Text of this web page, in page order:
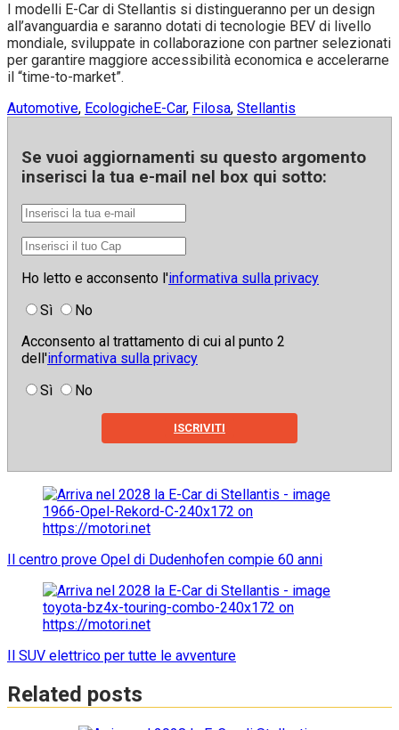
I modelli E-Car di Stellantis si distingueranno per un design
all’avanguardia e saranno dotati di tecnologie BEV di livello
mondiale, sviluppate in collaborazione con partner selezionati
per garantire maggiore accessibilità economica e accelerarne
il “time-to-market”.
Automotive, EcologicheE-Car, Filosa, Stellantis
Se vuoi aggiornamenti su questo argomento
inserisci la tua e-mail nel box qui sotto:
Ho letto e acconsento l'informativa sulla privacy
Sì
No
Acconsento al trattamento di cui al punto 2
dell'informativa sulla privacy
Sì
No
ISCRIVITI
Navigazione
articoli
Il centro prove Opel di Dudenhofen compie 60 anni
Il SUV elettrico per tutte le avventure
Related posts